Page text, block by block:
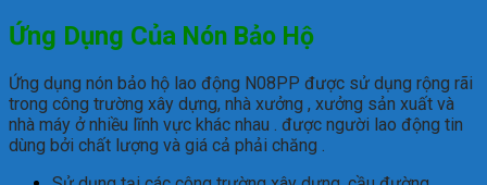
Ứng Dụng Của Nón Bảo Hộ
Ứng dụng nón bảo hộ lao động N08PP được sử dụng rộng rãi
trong công trường xây dựng, nhà xưởng , xưởng sản xuất và
nhà máy ở nhiều lĩnh vực khác nhau . được người lao động tin
dùng bởi chất lượng và giá cả phải chăng .